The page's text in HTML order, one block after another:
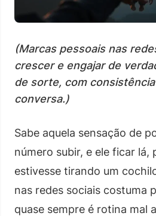
(Marcas pessoais nas
crescer e engajar de
de sorte, com
conversa.)
Sabe aquela sensação de
número subir, e ele ficar lá,
estivesse tirando um
nas redes sociais costuma
quase sempre é rotina mal